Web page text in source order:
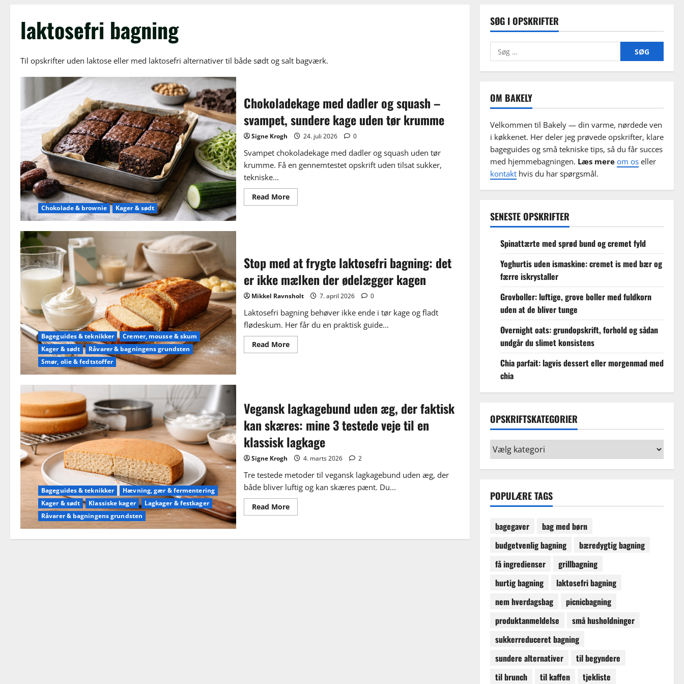
laktosefri bagning
Til opskrifter uden laktose eller med laktosefri alternativer til både sødt og salt bagværk.
Chokolade & brownie Kager & sødt
Chokoladekage med dadler og squash –
svampet, sundere kage uden tør krumme
Signe Krogh 24. juli 2026 0
Svampet chokoladekage med dadler og squash uden tør
krumme. Få en gennemtestet opskrift uden tilsat sukker,
tekniske...
Read MoreRead
more
svampet,
sundere
kage
uden
tør
krumme
Bageguides & teknikker
Cremer, mousse & skum
Kager & sødt
Råvarer & bagningens grundsten
Smør, olie & fedtstoffer
Stop med at frygte laktosefri bagning: det
er ikke mælken der ødelægger kagen
Mikkel Ravnsholt 7. april 2026 0
Laktosefri bagning behøver ikke ende i tør kage og fladt
flødeskum. Her får du en praktisk guide...
Read MoreRead
more
det
er
ikke
mælken
der
ødelægger
kagen
Bageguides & teknikker
Hævning, gær & fermentering
Kager & sødt
Klassiske kager
Lagkager & festkager
Råvarer & bagningens grundsten
Vegansk lagkagebund uden æg, der faktisk
kan skæres: mine 3 testede veje til en
klassisk lagkage
Signe Krogh 4. marts 2026 2
Tre testede metoder til vegansk lagkagebund uden æg, der
både bliver luftig og kan skæres pænt. Du...
Read MoreRead
more
uden
SØG I OPSKRIFTER
Søg
efter:
OM BAKELY
Velkommen til Bakely — din varme, nørdede ven
i køkkenet. Her deler jeg prøvede opskrifter, klare
bageguides og små tekniske tips, så du får succes
med hjemmebagningen. Læs mere om oseller
kontakthvis du har spørgsmål.
SENESTE OPSKRIFTER
Spinattærte med sprød bund og cremet fyld
Yoghurtis uden ismaskine: cremet is med bær og
færre iskrystaller
Grovboller: luftige, grove boller med fuldkorn
uden at de bliver tunge
Overnight oats: grundopskrift, forhold og sådan
undgår du slimet konsistens
Chia parfait: lagvis dessert eller morgenmad med
chia
OPSKRIFTSKATEGORIER
Opskriftskategorier
POPULÆRE TAGS
bagegaver
bag med børn
budgetvenlig bagning
bæredygtig bagning
få ingredienser
grillbagning
hurtig bagning
laktosefri bagning
nem hverdagsbag
picnicbagning
produktanmeldelse
små husholdninger
sukkerreduceret bagning
sundere alternativer
til begyndere
til brunch
til kaffen tjekliste